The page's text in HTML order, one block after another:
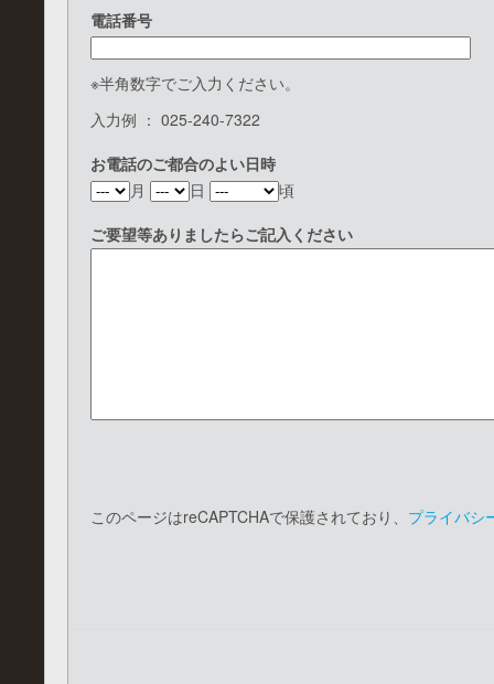
電話番号
※半角数字でご入力ください。
入力例 ： 025-240-7322
お電話のご都合のよい日時
月
日
頃
ご要望等ありましたらご記入ください
このページはreCAPTCHAで保護されており、 プライバシ